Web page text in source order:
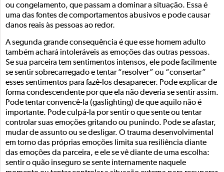
ou congelamento, que passam a dominar a situação. Essa é
uma das fontes de comportamentos abusivos e pode causar
danos reais às pessoas ao redor.
A segunda grande consequência é que esse homem adulto
também achará intoleráveis as emoções das outras pessoas.
Se sua parceira tem sentimentos intensos, ele pode facilmente
se sentir sobrecarregado e tentar “resolver” ou “consertar”
esses sentimentos para fazê-los desaparecer. Pode explicar de
forma condescendente por que ela não deveria se sentir assim.
Pode tentar convencê-la (gaslighting) de que aquilo não é
importante. Pode culpá-la por sentir o que sente ou tentar
controlar suas emoções gritando ou punindo. Pode se afastar,
mudar de assunto ou se desligar. O trauma desenvolvimental
em torno das próprias emoções limita sua resiliência diante
das emoções da parceira, e ele se vê diante de uma escolha:
sentir o quão inseguro se sente internamente naquele